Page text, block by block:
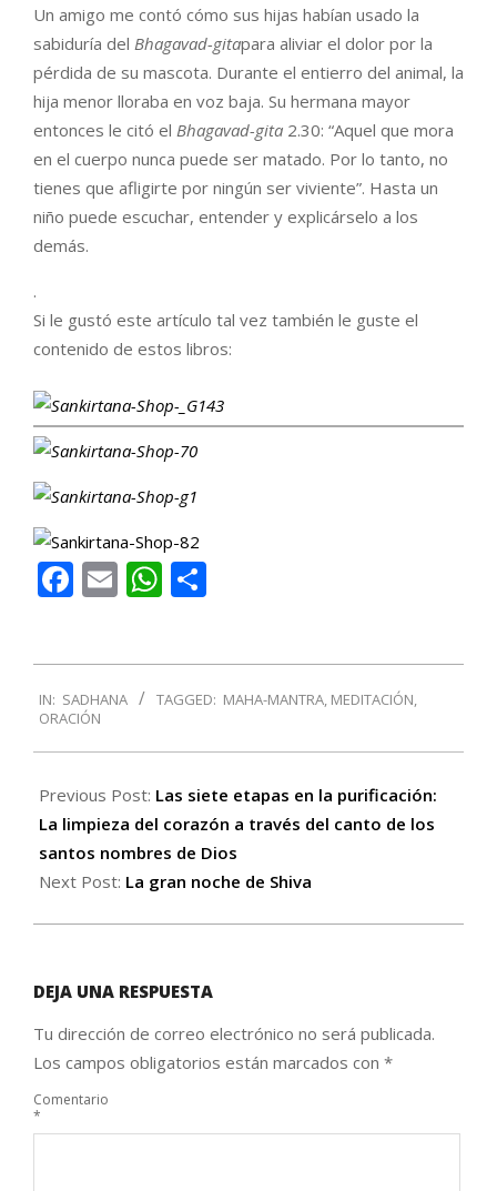
Un amigo me contó cómo sus hijas habían usado la
sabiduría del Bhagavad-gitapara aliviar el dolor por la
pérdida de su mascota. Durante el entierro del animal, la
hija menor lloraba en voz baja. Su hermana mayor
entonces le citó el Bhagavad-gita 2.30: “Aquel que mora
en el cuerpo nunca puede ser matado. Por lo tanto, no
tienes que afligirte por ningún ser viviente”. Hasta un
niño puede escuchar, entender y explicárselo a los
demás.
.
Si le gustó este artículo tal vez también le guste el
contenido de estos libros:
Facebook
EmailWhatsApp
05-
IN: SADHANA TAGGED: MAHA-MANTRA, MEDITACIÓN,
ORACIÓN
Previous Post: Las siete etapas en la purificación:
La limpieza del corazón a través del canto de los
santos nombres de Dios
Next Post: La gran noche de Shiva
DEJA UNA RESPUESTA
Tu dirección de correo electrónico no será publicada.
Los campos obligatorios están marcados con *
Comentario
*